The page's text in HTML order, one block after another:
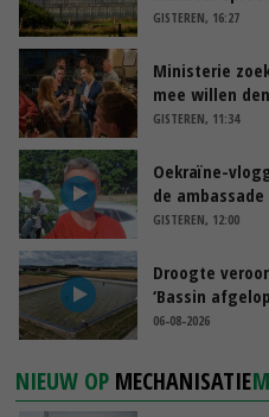
GISTEREN, 16:27
Ministerie
mee willen
GISTEREN, 11:34
Oekraïne-
de
GISTEREN, 12:00
Droogte
‘Bassin
06-08-2026
NIEUW OP MECHANISATIE